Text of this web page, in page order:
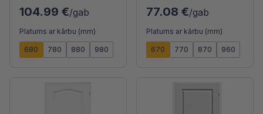
104.99 €/gab
Platums ar kārbu (mm)
680 780 880 980
77.08 €/gab
Platums ar kārbu (mm)
670 770 870 960